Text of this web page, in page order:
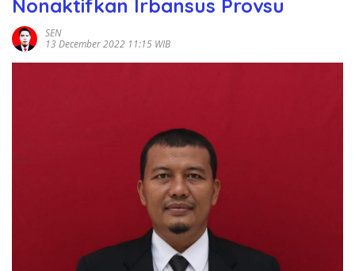
Nonaktifkan Irbansus Provsu
SEN
13 December 2022 11:15 WIB